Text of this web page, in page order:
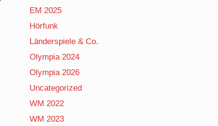
EM 2025
Hörfunk
Länderspiele & Co.
Olympia 2024
Olympia 2026
Uncategorized
WM 2022
WM 2023